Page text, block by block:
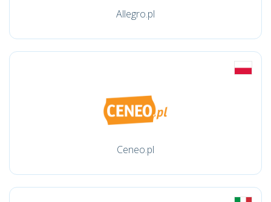
Allegro.pl
Ceneo.pl